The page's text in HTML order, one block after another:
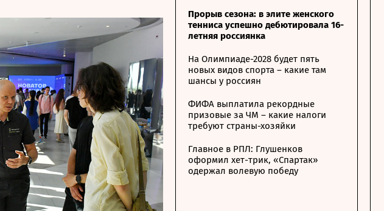
Прорыв сезона: в элите женского
тенниса успешно дебютировала 16-
летняя россиянка
На Олимпиаде-2028 будет пять
новых видов спорта – какие там
шансы у россиян
ФИФА выплатила рекордные
призовые за ЧМ – какие налоги
требуют страны-хозяйки
Главное в РПЛ: Глушенков
оформил хет-трик, «Спартак»
одержал волевую победу